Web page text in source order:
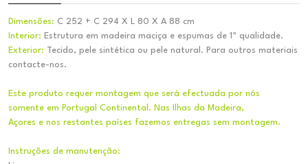
Dimensões: C 252 + C 294 X L 80 X A 88 cm
Interior: Estrutura em madeira maciça e espumas de 1ª qualidade.
Exterior: Tecido, pele sintética ou pele natural. Para outros materiais
contacte-nos.
Este produto requer montagem que será efectuada por nós
somente em Portugal Continental. Nas Ilhas da Madeira,
Açores e nos restantes países fazemos entregas sem montagem.
Instruções de manutenção: